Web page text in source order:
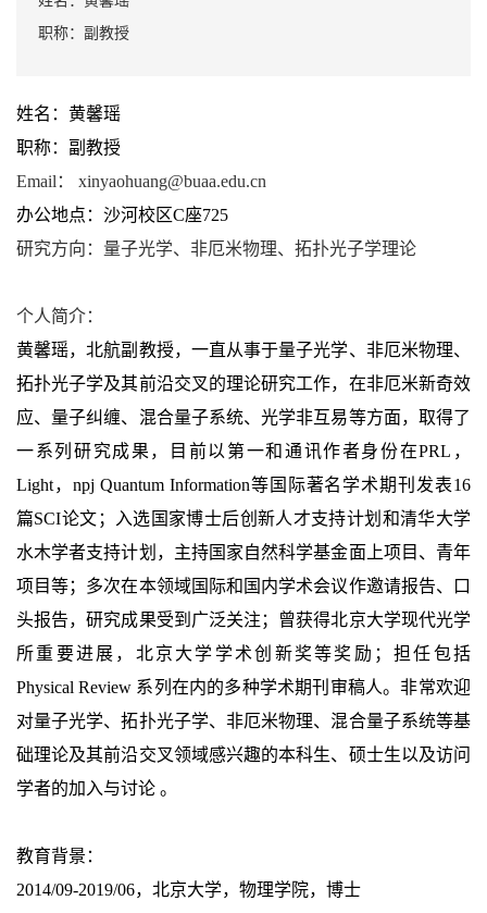
职称：副教授
姓名：黄馨瑶
职称：副教授
Email ： xinyaohuang@buaa.edu.cn
办公地点：沙河校区C座725
研究方向：量子光学、非厄米物理、拓扑光子学理论
个人简介：
黄馨瑶，北航副教授，一直从事于量子光学、非厄米物理、
拓扑光子学及其前沿交叉的理论研究工作，在非厄米新奇效
应、量子纠缠、混合量子系统、光学非互易等方面，取得了
一系列研究成果，目前以第一和通讯作者身份在PRL，
Light，npj Quantum Information等国际著名学术期刊发表16
篇SCI论文；入选国家博士后创新人才支持计划和清华大学
水木学者支持计划，主持国家自然科学基金面上项目、青年
项目等；多次在本领域国际和国内学术会议作邀请报告、口
头报告，研究成果受到广泛关注；曾获得北京大学现代光学
所重要进展，北京大学学术创新奖等奖励；担任包括
Physical Review 系列在内的多种学术期刊审稿人。非常欢迎
对量子光学、拓扑光子学、非厄米物理、混合量子系统等基
础理论及其前沿交叉领域感兴趣的本科生、硕士生以及访问
学者的加入与讨论 。
教育背景：
2014/09-2019/06，北京大学，物理学院，博士